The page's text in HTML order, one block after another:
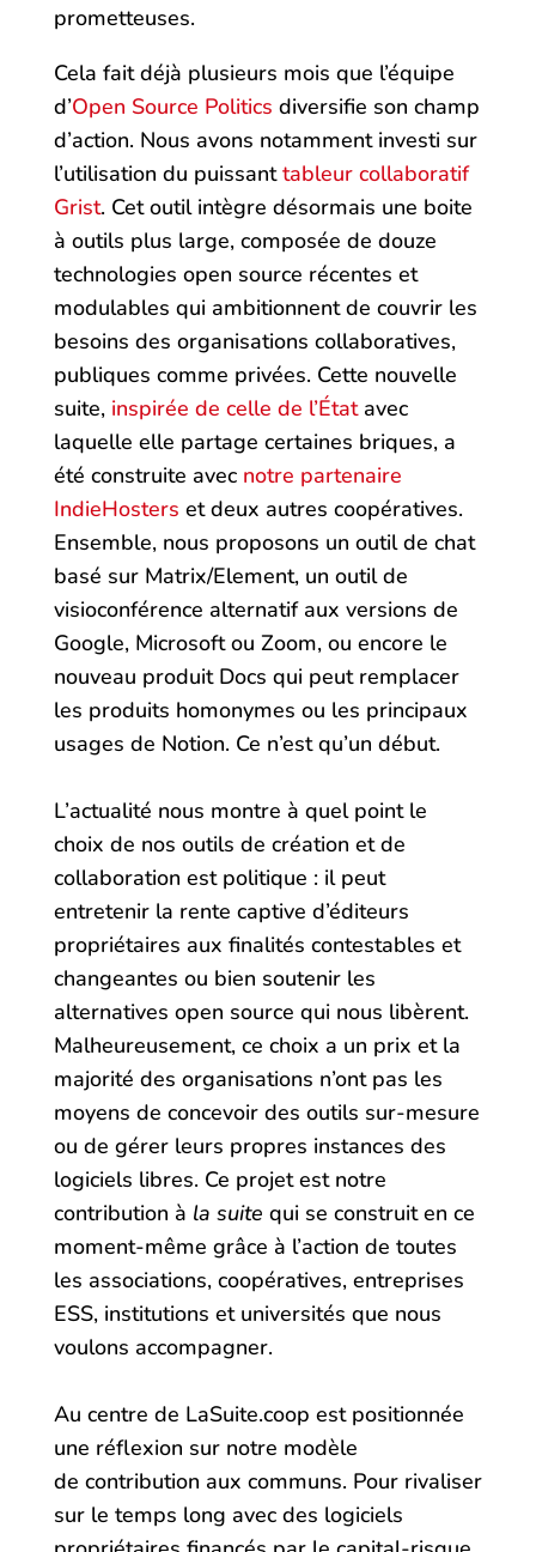
prometteuses.
Cela fait déjà plusieurs mois que l’équipe
d’Open Source Politics diversifie son champ
d’action. Nous avons notamment investi sur
l’utilisation du puissanttableur collaboratif
Grist. Cet outil intègre désormais une boite
à outils plus large, composée de douze
technologies open source récentes et
modulables qui ambitionnent de couvrir les
besoins des organisations collaboratives,
publiques comme privées. Cette nouvelle
suite, inspirée de celle de l’Étatavec
laquelle elle partage certaines briques, a
été construite avec notre partenaire
IndieHosters et deux autres coopératives.
Ensemble, nous proposons un outil de chat
basé sur Matrix/Element, un outil de
visioconférence alternatif aux versions de
Google, Microsoft ou Zoom, ou encore le
nouveau produit Docs qui peut remplacer
les produits homonymes ou les principaux
usages de Notion. Ce n’est qu’un début.
L’actualité nous montre à quel point le
choix de nos outils de création et de
collaboration est politique : il peut
entretenir la rente captive d’éditeurs
propriétaires aux finalités contestables et
changeantes ou bien soutenir les
alternatives open source qui nous libèrent.
Malheureusement, ce choix a un prix et la
majorité des organisations n’ont pas les
moyens de concevoir des outils sur-mesure
ou de gérer leurs propres instances des
logiciels libres. Ce projet est notre
contribution à la suite qui se construit en ce
moment-même grâce à l’action de toutes
les associations, coopératives, entreprises
ESS, institutions et universités que nous
voulons accompagner.
Au centre de LaSuite.coop est positionnée
une réflexion sur notre modèle
de contribution aux communs. Pour rivaliser
sur le temps long avec des logiciels